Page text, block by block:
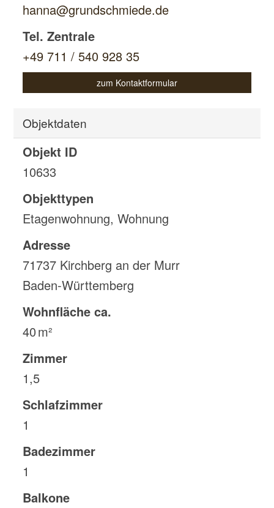
hanna@grundschmiede.de
Tel. Zentrale
+49 711 / 540 928 35
zum Kontaktformular
Objektdaten
Objekt ID
10633
Objekttypen
Etagenwohnung, Wohnung
Adresse
71737 Kirchberg an der Murr
Baden-Württemberg
Wohnfläche ca.
40 m²
Zimmer
1,5
Schlafzimmer
1
Badezimmer
1
Balkone